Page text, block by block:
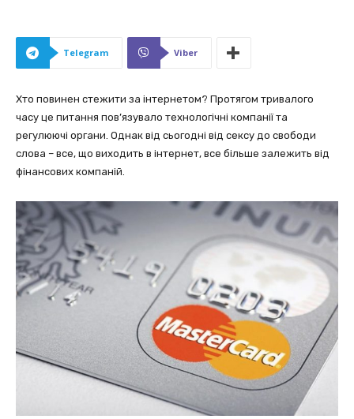
Telegram Viber
Хто повинен стежити за інтернетом? Протягом тривалого
часу це питання пов’язувало технологічні компанії та
регулюючі органи. Однак від сьогодні від сексу до свободи
слова – все, що виходить в інтернет, все більше залежить від
фінансових компаній.